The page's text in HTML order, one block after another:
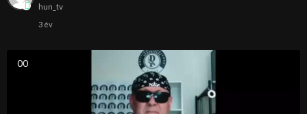
hun_tv
3 év
00